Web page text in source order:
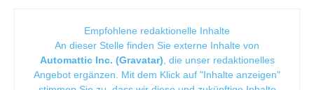
Empfohlene redaktionelle Inhalte
An dieser Stelle finden Sie externe Inhalte von
Automattic Inc. (Gravatar) , die unser redaktionelles
Angebot ergänzen. Mit dem Klick auf "Inhalte anzeigen"